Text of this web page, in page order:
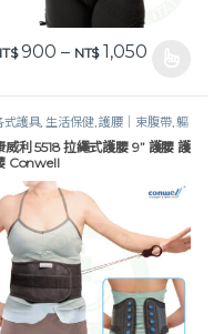
NT$ 11
900 – NT$1,050價格範圍
式護具, 生活保健,護腰｜束腹帶,軀
護具
威利 5518 拉繩式護腰 9” 護腰 護
Conwell